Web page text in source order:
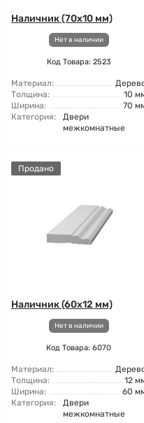
Наличник (70x10 мм)
Нет в наличии
Код Товара: 2523
Материал:
Толщина:
10
Ширина:
70
Категория:
Двери
межкомнатные
Продано
Наличник (60x12 мм)
Нет в наличии
Код Товара: 6070
Материал:
Толщина:
12
Ширина:
60
Категория:
Двери
межкомнатные